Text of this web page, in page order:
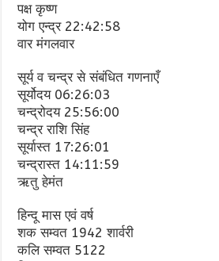
पक्ष कृष्ण
योग एन्द्र 22:42:58
वार मंगलवार
सूर्य व चन्द्र से संबंधित गणनाएँ
सूर्योदय 06:26:03
चन्द्रोदय 25:56:00
चन्द्र राशि सिंह
सूर्यास्त 17:26:01
चन्द्रास्त 14:11:59
ऋतु हेमंत
हिन्दू मास एवं वर्ष
शक सम्वत 1942 शार्वरी
कलि सम्वत 5122